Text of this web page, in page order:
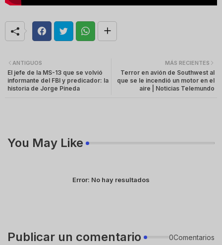
MÁS RECIENTES
Terror en avión de Southwest al
que se le incendió un motor en el
aire | Noticias Telemundo
ANTIGUOS
El jefe de la MS-13 que se volvió
informante del FBI y predicador: la
historia de Jorge Pineda
You May Like
Error: No hay resultados
Publicar un comentario 0Comentarios